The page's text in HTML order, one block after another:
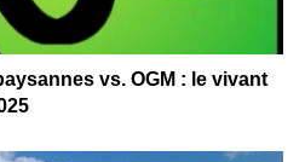
vs. OGM : le vivant